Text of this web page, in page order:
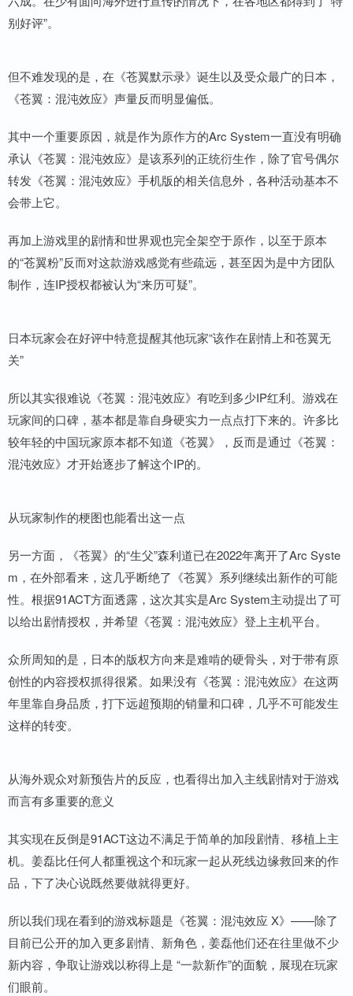
别好评”。
但不难发现的是，在《苍翼默示录》诞生以及受众最广的日本，
《苍翼：混沌效应》声量反而明显偏低。
其中一个重要原因，就是作为原作方的Arc System一直没有明确
承认《苍翼：混沌效应》是该系列的正统衍生作，除了官号偶尔
转发《苍翼：混沌效应》手机版的相关信息外，各种活动基本不
会带上它。
再加上游戏里的剧情和世界观也完全架空于原作，以至于原本
的“苍翼粉”反而对这款游戏感觉有些疏远，甚至因为是中方团队
制作，连IP授权都被认为“来历可疑”。
日本玩家会在好评中特意提醒其他玩家“该作在剧情上和苍翼无
关”
所以其实很难说《苍翼：混沌效应》有吃到多少IP红利。游戏在
玩家间的口碑，基本都是靠自身硬实力一点点打下来的。许多比
较年轻的中国玩家原本都不知道《苍翼》，反而是通过《苍翼：
混沌效应》才开始逐步了解这个IP的。
从玩家制作的梗图也能看出这一点
另一方面，《苍翼》的“生父”森利道已在2022年离开了Arc Syste
m，在外部看来，这几乎断绝了《苍翼》系列继续出新作的可能
性。根据91ACT方面透露，这次其实是Arc System主动提出了可
以给出剧情授权，并希望《苍翼：混沌效应》登上主机平台。
众所周知的是，日本的版权方向来是难啃的硬骨头，对于带有原
创性的内容授权抓得很紧。如果没有《苍翼：混沌效应》在这两
年里靠自身品质，打下远超预期的销量和口碑，几乎不可能发生
这样的转变。
从海外观众对新预告片的反应，也看得出加入主线剧情对于游戏
而言有多重要的意义
其实现在反倒是91ACT这边不满足于简单的加段剧情、移植上主
机。姜磊比任何人都重视这个和玩家一起从死线边缘救回来的作
品，下了决心说既然要做就得更好。
所以我们现在看到的游戏标题是《苍翼：混沌效应 X》——除了
目前已公开的加入更多剧情、新角色，姜磊他们还在往里做不少
新内容，争取让游戏以称得上是 “一款新作”的面貌，展现在玩家
们眼前。